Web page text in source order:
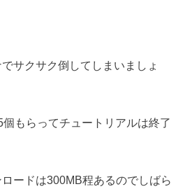
サクサク倒してしまいましょ
もらってチュートリアルは終了
ードは300MB程あるのでしばら